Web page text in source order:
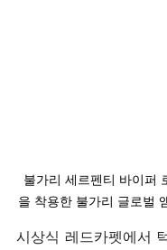
불가리 세르펜티 바이퍼
을 착용한 불가리 글로벌
시상식 레드카펫에서